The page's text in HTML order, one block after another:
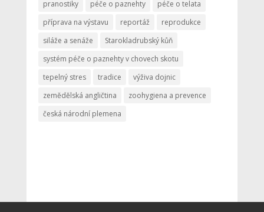
pranostiky
péče o paznehty
péče o telata
příprava na výstavu
reportáž
reprodukce
siláže a senáže
Starokladrubský kůň
systém péče o paznehty v chovech skotu
tepelný stres
tradice
výživa dojnic
zemědělská angličtina
zoohygiena a prevence
česká národní plemena